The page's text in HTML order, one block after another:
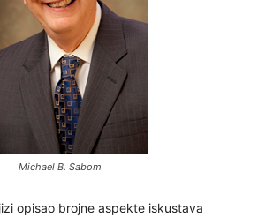
Michael B. Sabom
opisao brojne aspekte iskustava